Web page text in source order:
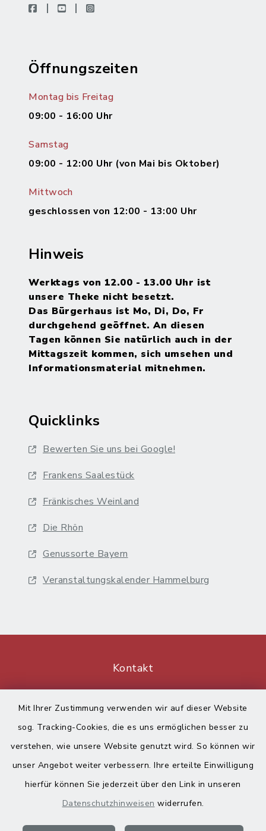
Mit Ihrer Zustimmung verwenden wir auf dieser Website
sog. Tracking-Cookies, die es uns ermöglichen besser zu
verstehen, wie unsere Website genutzt wird. So können wir
unser Angebot weiter verbessern. Ihre erteilte Einwilligung
hierfür können Sie jederzeit über den Link in unseren
Datenschutzhinweisen widerrufen.
facebookyoutubeinstagram
Öffnungszeiten
Montag bis Freitag
09:00 - 16:00 Uhr
Samstag
09:00 - 12:00 Uhr (von Mai bis Oktober)
Mittwoch
geschlossen von 12:00 - 13:00 Uhr
Hinweis
Werktags von 12.00 - 13.00 Uhr ist
unsere Theke nicht besetzt.
Das Bürgerhaus ist Mo, Di, Do, Fr
durchgehend geöffnet. An diesen
Tagen können Sie natürlich auch in der
Mittagszeit kommen, sich umsehen und
Informationsmaterial mitnehmen.
Quicklinks
Bewerten Sie uns bei Google!
Frankens Saalestück
Fränkisches Weinland
Die Rhön
Genussorte Bayern
Veranstaltungskalender Hammelburg
Kontakt
Datenschutz
Impressum
Sitemap
Cookie-Einstellungen